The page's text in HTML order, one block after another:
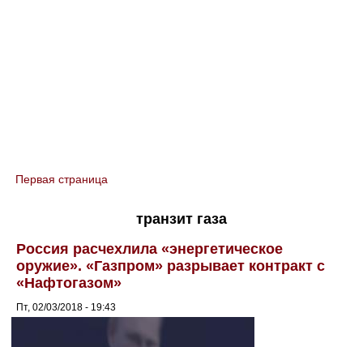
You are here
Первая страница
транзит газа
Россия расчехлила «энергетическое
оружие». «Газпром» разрывает контракт с
«Нафтогазом»
Пт, 02/03/2018 - 19:43